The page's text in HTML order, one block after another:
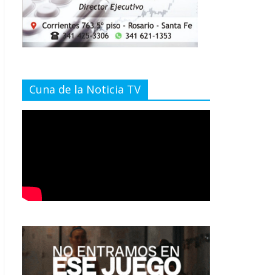
Cuna de la Noticia TV